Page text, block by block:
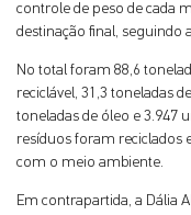
controle de peso de cada
destinação final, seguindo
No total foram 88,6
reciclável, 31,3 toneladas
toneladas de óleo e 3.947
resíduos foram reciclados
com o meio ambiente.
Em contrapartida, a Dália